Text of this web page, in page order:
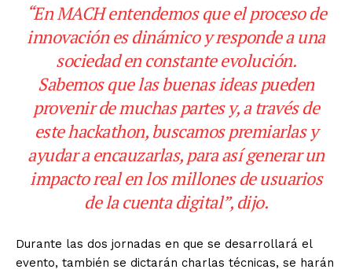
“En MACH entendemos que el proceso de
innovación es dinámico y responde a una
sociedad en constante evolución.
Sabemos que las buenas ideas pueden
provenir de muchas partes y, a través de
este hackathon, buscamos premiarlas y
ayudar a encauzarlas, para así generar un
impacto real en los millones de usuarios
de la cuenta digital”, dijo.
Durante las dos jornadas en que se desarrollará el
evento, también se dictarán charlas técnicas, se harán